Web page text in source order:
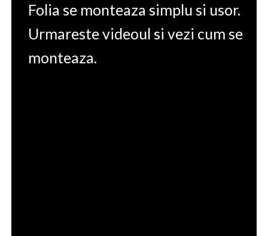
Folia se monteaza simplu si usor.
Urmareste videoul si vezi cum se
monteaza.